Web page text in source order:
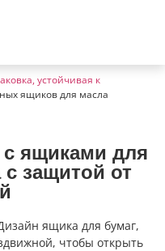
устойчивая к
ящиков для масла
ящиками для
защитой от
ящика для бумаг,
чтобы открыть